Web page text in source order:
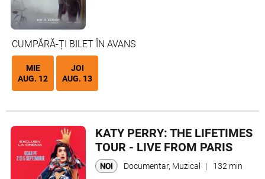
CUMPĂRĂ-ȚI BILET ÎN AVANS
MIE
AUG. 12
JOI
AUG. 13
KATY PERRY: THE LIFETIMES
TOUR - LIVE FROM PARIS
Documentar, Muzical | 132 min